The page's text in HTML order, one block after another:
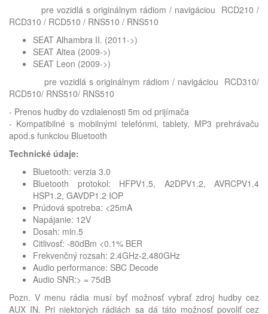
pre vozidlá s originálnym rádiom / navigáciou RCD210 /
RCD310 / RCD510 / RNS510 / RNS510
SEAT Alhambra II. (2011->)
SEAT Altea (2009->)
SEAT Leon (2009->)
pre vozidlá s originálnym rádiom / navigáciou RCD310/
RCD510/ RNS510/ RNS510
- Prenos hudby do vzdialenosti 5m od prijímača
- Kompatibilné s mobilnými telefónmi, tablety, MP3 prehrávaču
apod.s funkciou Bluetooth
Technické údaje:
Bluetooth: verzia 3.0
Bluetooth protokol: HFPV1.5, A2DPV1.2, AVRCPV1.4
HSP1.2, GAVDP1.2 IOP
Prúdová spotreba: <25mA
Napájanie: 12V
Dosah: min.5
Citlivosť: -80dBm <0.1% BER
Frekvenčný rozsah: 2.4GHz-2.480GHz
Audio performance: SBC Decode
Audio SNR:> = 75dB
Pozn. V menu rádia musí byť možnosť vybrať zdroj hudby cez
AUX IN. Pri niektorých rádiách sa dá táto možnosť povoliť cez